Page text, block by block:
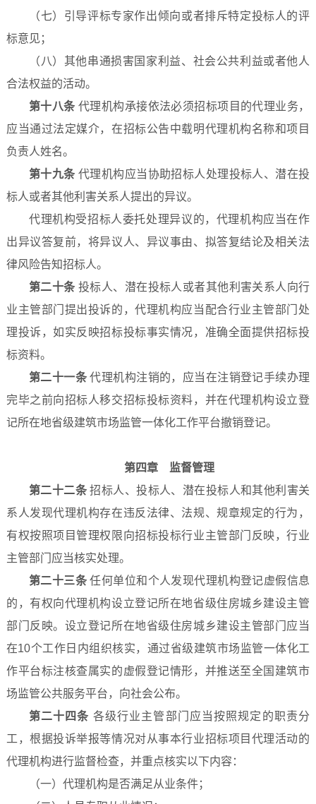
（七）引导评标专家作出倾向或者排斥特定投标人的评
标意见；
（八）其他串通损害国家利益、社会公共利益或者他人
合法权益的活动。
第十八条 代理机构承接依法必须招标项目的代理业务，
应当通过法定媒介，在招标公告中载明代理机构名称和项目
负责人姓名。
第十九条 代理机构应当协助招标人处理投标人、潜在投
标人或者其他利害关系人提出的异议。
代理机构受招标人委托处理异议的，代理机构应当在作
出异议答复前，将异议人、异议事由、拟答复结论及相关法
律风险告知招标人。
第二十条 投标人、潜在投标人或者其他利害关系人向行
业主管部门提出投诉的，代理机构应当配合行业主管部门处
理投诉，如实反映招标投标事实情况，准确全面提供招标投
标资料。
第二十一条 代理机构注销的，应当在注销登记手续办理
完毕之前向招标人移交招标投标资料，并在代理机构设立登
记所在地省级建筑市场监管一体化工作平台撤销登记。
第四章 监督管理
第二十二条 招标人、投标人、潜在投标人和其他利害关
系人发现代理机构存在违反法律、法规、规章规定的行为，
有权按照项目管理权限向招标投标行业主管部门反映，行业
主管部门应当核实处理。
第二十三条 任何单位和个人发现代理机构登记虚假信息
的，有权向代理机构设立登记所在地省级住房城乡建设主管
部门反映。设立登记所在地省级住房城乡建设主管部门应当
在10个工作日内组织核实，通过省级建筑市场监管一体化工
作平台标注核查属实的虚假登记情形，并推送至全国建筑市
场监管公共服务平台，向社会公布。
第二十四条 各级行业主管部门应当按照规定的职责分
工，根据投诉举报等情况对从事本行业招标项目代理活动的
代理机构进行监督检查，并重点核实以下内容：
（一）代理机构是否满足从业条件；